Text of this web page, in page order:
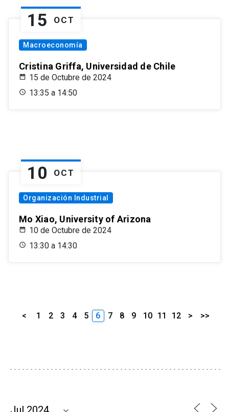
15 OCT
Macroeconomía
Cristina Griffa, Universidad de Chile
15 de Octubre de 2024
13:35 a 14:50
10 OCT
Organización Industrial
Mo Xiao, University of Arizona
10 de Octubre de 2024
13:30 a 14:30
< 1 2 3 4 5 6 7 8 9 10 11 12 > >>